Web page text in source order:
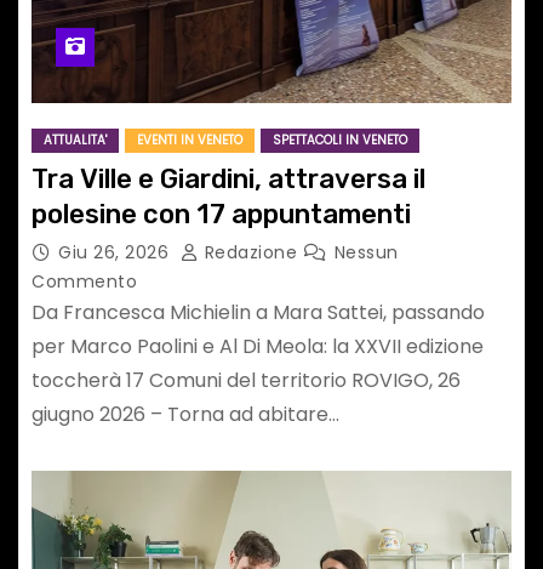
ATTUALITA' EVENTI IN VENETO SPETTACOLI IN VENETO
Tra Ville e Giardini, attraversa il
polesine con 17 appuntamenti
Giu 26, 2026 Redazione
Nessun
Commento
Da Francesca Michielin a Mara Sattei, passando
per Marco Paolini e Al Di Meola: la XXVII edizione
toccherà 17 Comuni del territorio ROVIGO, 26
giugno 2026 – Torna ad abitare…